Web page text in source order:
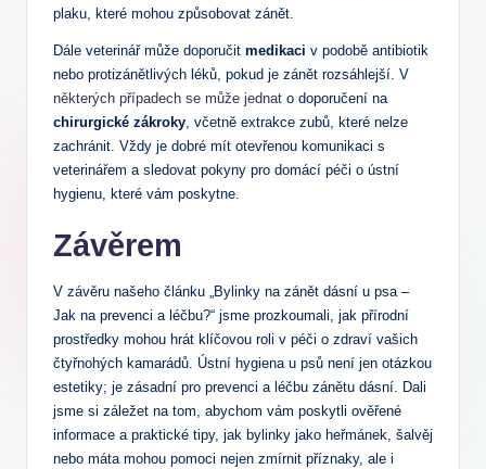
plaku, které mohou způsobovat zánět.
Dále veterinář může doporučit medikaci v podobě antibiotik
nebo protizánětlivých léků, pokud je zánět rozsáhlejší. V
některých případech se může jednat o doporučení na
chirurgické zákroky, včetně extrakce zubů, které nelze
zachránit. Vždy je dobré mít otevřenou komunikaci s
veterinářem a sledovat pokyny pro domácí péči o ústní
hygienu, které vám poskytne.
Závěrem
V závěru našeho článku „Bylinky na zánět dásní u psa –
Jak na prevenci a léčbu?“ jsme prozkoumali, jak přírodní
prostředky mohou hrát klíčovou roli v péči o zdraví vašich
čtyřnohých kamarádů. Ústní hygiena u psů není jen otázkou
estetiky; je zásadní pro prevenci a léčbu zánětu dásní. Dali
jsme si záležet na tom, abychom vám poskytli ověřené
informace a praktické tipy, jak bylinky jako heřmánek, šalvěj
nebo máta mohou pomoci nejen zmírnit příznaky, ale i